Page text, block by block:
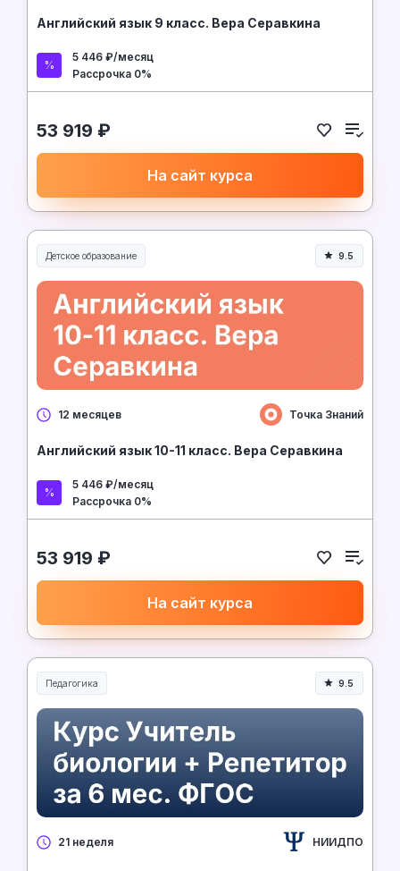
Английский язык 9 класс. Вера Серавкина
5 446 ₽/месяц
Рассрочка 0%
53 919 ₽
На сайт курса
Детское образование 9.5
12 месяцев Точка Знаний
Английский язык 10-11 класс. Вера Серавкина
5 446 ₽/месяц
Рассрочка 0%
53 919 ₽
На сайт курса
Педагогика
Образование и педагогика
9.5
21 неделя НИИДПО